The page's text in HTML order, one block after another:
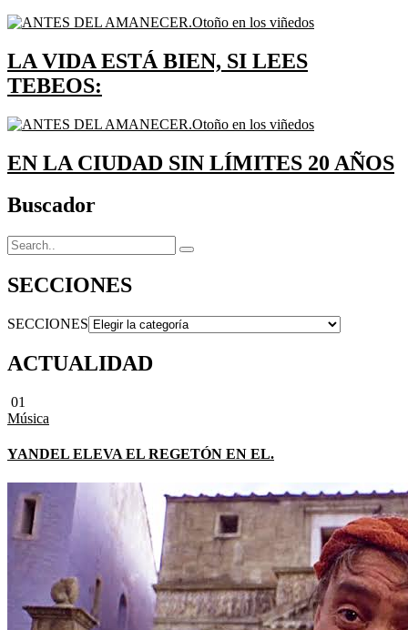
LA VIDA ESTÁ BIEN, SI LEES
TEBEOS:
EN LA CIUDAD SIN LÍMITES 20 AÑOS
Buscador
SECCIONES
SECCIONES
ACTUALIDAD
01
Música
YANDEL ELEVA EL REGETÓN EN EL.